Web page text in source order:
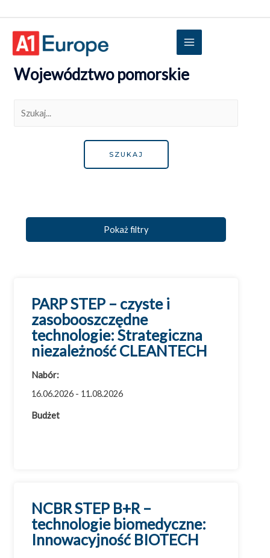
Województwo pomorskie
Pokaż filtry
Wszystkie dotacje
Badania i rozwój (B+R)
Efektywność energetyczna
Eksport
Innowacje
PARP STEP – czyste i
zasobooszczędne
technologie: Strategiczna
niezależność CLEANTECH
Nabór:
16.06.2026 - 11.08.2026
Budżet
NCBR STEP B+R –
technologie biomedyczne:
Innowacyjność BIOTECH